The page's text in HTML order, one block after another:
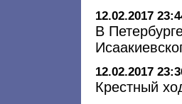
12.02.2017
В
12.02.2017
Крестный